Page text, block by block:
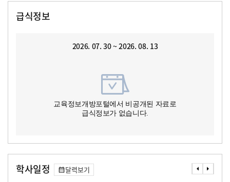
급식정보
2026. 07. 30 ~ 2026. 08. 13
교육정보개방포털에서 비공개된 자료로
급식정보가 없습니다.
학사일정 달력보기